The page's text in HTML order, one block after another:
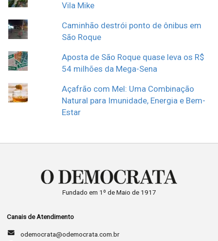
Vila Mike
Caminhão destrói ponto de ônibus em
São Roque
Aposta de São Roque quase leva os R$
54 milhões da Mega-Sena
Açafrão com Mel: Uma Combinação
Natural para Imunidade, Energia e Bem-
Estar
Fundado em 1º de Maio de 1917
Canais de Atendimento
odemocrata@odemocrata.com.br